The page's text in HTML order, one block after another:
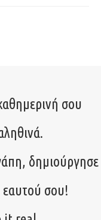
σου
δημιούργησε
εαυτού σου!